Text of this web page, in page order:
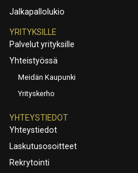
Jalkapallolukio
YRITYKSILLE
Palvelut yrityksille
Yhteistyössä
Meidän Kaupunki
Yrityskerho
YHTEYSTIEDOT
Yhteystiedot
Laskutusosoitteet
Rekrytointi